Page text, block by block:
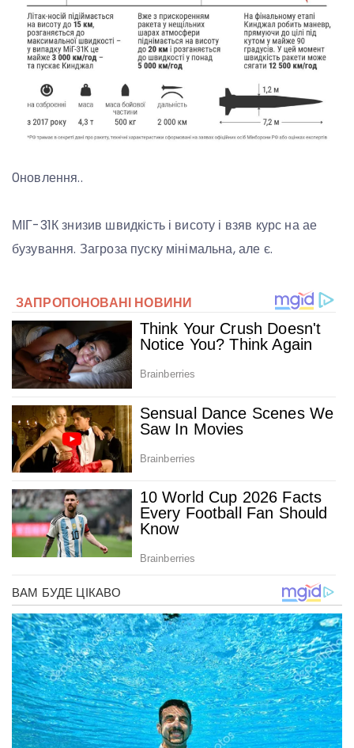
0новлення..
МІГ-31К знизив швидкість і висоту і взяв курс на ае
бузування. Загроза пуску мінімальна, але є.